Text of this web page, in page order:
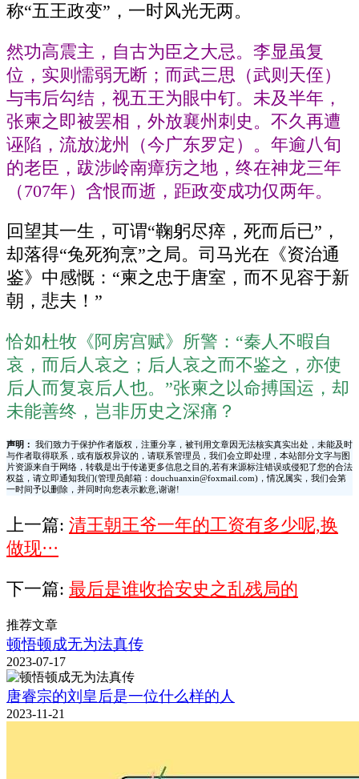
称“五王政变”，一时风光无两。
然功高震主，自古为臣之大忌。李显虽复
位，实则懦弱无断；而武三思（武则天侄）
与韦后勾结，视五王为眼中钉。未及半年，
张柬之即被罢相，外放襄州刺史。不久再遭
诬陷，流放泷州（今广东罗定）。年逾八旬
的老臣，跋涉岭南瘴疠之地，终在神龙三年
（707年）含恨而逝，距政变成功仅两年。
回望其一生，可谓“鞠躬尽瘁，死而后已”，
却落得“兔死狗烹”之局。司马光在《资治通
鉴》中感慨：“柬之忠于唐室，而不见容于新
朝，悲夫！”
恰如杜牧《阿房宫赋》所警：“秦人不暇自
哀，而后人哀之；后人哀之而不鉴之，亦使
后人而复哀后人也。”张柬之以命搏国运，却
未能善终，岂非历史之深痛？
声明：
我们致力于保护作者版权，注重分享，被刊用文章因无法核实真实出处，未能及时
与作者取得联系，或有版权异议的，请联系管理员，我们会立即处理，本站部分文字与图
片资源来自于网络，转载是出于传递更多信息之目的,若有来源标注错误或侵犯了您的合法
权益，请立即通知我们(管理员邮箱：douchuanxin@foxmail.com)，情况属实，我们会第
一时间予以删除，并同时向您表示歉意,谢谢!
上一篇: 清王朝王爷一年的工资有多少呢,换
做现···
下一篇: 最后是谁收拾安史之乱残局的
推荐文章
顿悟顿成无为法真传
2023-07-17
唐睿宗的刘皇后是一位什么样的人
2023-11-21